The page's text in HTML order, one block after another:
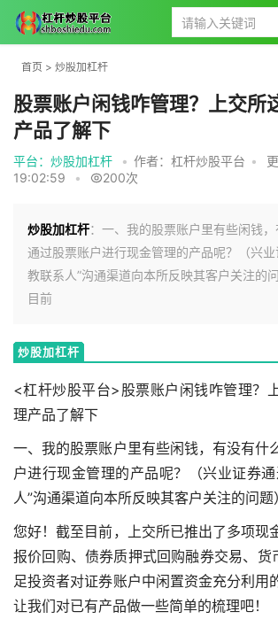
首页 > 炒股加杠杆
股票账户闲钱咋管理？上交所
产品了解下
平台：炒股加杠杆 • 作者：杠杆炒股平台 •
19:02:59
• 200次
炒股加杠杆：一、我的股票账户里有些闲钱
通过股票账户进行现金管理的产品呢？（兴业
教联系人”沟通渠道向本所反映其客户关注的
目前
炒股加杠杆
<杠杆炒股平台>股票账户闲钱咋管理？
理产品了解下
一、我的股票账户里有些闲钱，有没有什
户进行现金管理的产品呢？（兴业证券
人”沟通渠道向本所反映其客户关注的问题）
您好！截至目前，上交所已推出了多项现
报价回购、债券质押式回购融券交易、货
足投资者对证券账户中闲置资金充分利用
让我们对已有产品做一些简单的梳理吧！